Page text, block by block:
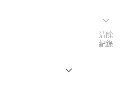
清除
紀錄